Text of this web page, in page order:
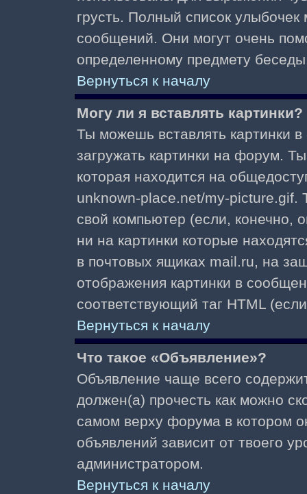
грусть. Полный список
сообщений. Они могут очень
определенному предмету
Вернуться к началу
Могу ли я вставлять картинки?
Ты можешь вставлять картинки
загружать картинки на форум.
которая находится на
unknown-place.net/my-picture.gif.
свой компьютер (если, конечно,
ни на картинки которые
в почтовых ящиках mail.ru, на
отображения картинки в
соответствующий таг HTML
Вернуться к началу
Что такое «Объявление»?
Объявление чаще всего
должен(а) прочесть как можно
самом верху форума в котором
объявлений зависит от твоего
администратором.
Вернуться к началу